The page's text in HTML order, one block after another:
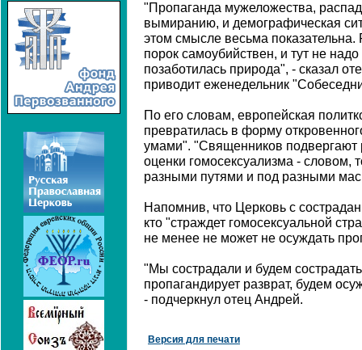
"Пропаганда мужеложества,
вымиранию, и демографическая
этом смысле весьма
порок самоубийствен, и тут не
позаботилась природа", - сказал
приводит еженедельник
По его словам, европейская
превратилась в форму
умами". "Священников подвергают
оценки гомосексуализма - словом,
разными путями и под разными
Напомнив, что Церковь с
кто "страждет гомосексуальной
не менее не может не осуждать
"Мы сострадали и будем
пропагандирует разврат, будем
- подчеркнул отец Андрей.
Версия для печати